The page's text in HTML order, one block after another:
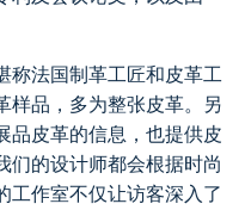
称法国制革工匠和皮革工
样品，多为整张皮革。另
品皮革的信息，也提供皮
们的设计师都会根据时尚
工作室不仅让访客深入了